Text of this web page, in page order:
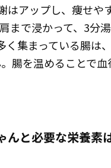
アップし、痩せや
まで浸かって、3分
く集まっている腸は
腸を温めることで
と必要な栄養素